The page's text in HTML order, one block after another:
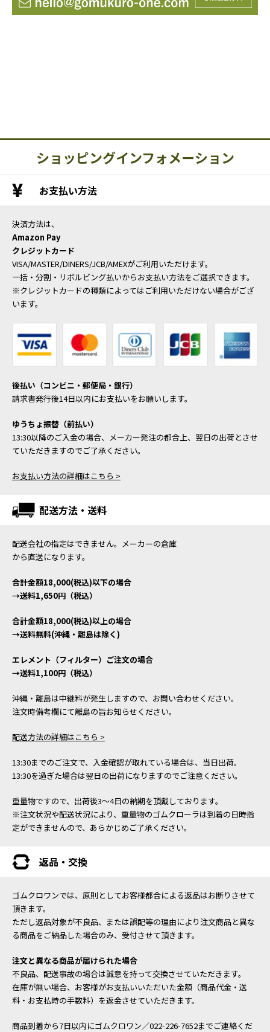
ショッピングインフォメーション
お支払い方法
決済方法は、
Amazon Pay
クレジットカード
VISA/MASTER/DINERS/JCB/AMEXがご利用いただけます。
一括・分割・リボルビング払いからお支払い方法をご選択できます。
※クレジットカードの種類によってはご利用いただけない場合がござ
います。
後払い（コンビニ・郵便局・銀行）
請求書発行後14日以内にお支払いをお願いします。
ゆうちょ振替（前払い）
13:30以降のご入金の場合、メーカー発注の都合上、翌日の出荷とさせ
ていただきますのでご了承ください。
お支払い方法の詳細はこちら >
配送方法・送料
配送会社の指定はできません。メーカーの倉庫
から直送になります。
合計金額18,000(税込)以下の場合
→送料1,650円（税込）
合計金額18,000(税込)以上の場合
→送料無料(沖縄・離島は除く)
エレメント（フィルター）ご注文の場合
→送料1,100円（税込）
沖縄・離島は中継料が発生しますので、お問い合わせください。
注文時備考欄にて離島の旨お知らせください。
配送方法の詳細はこちら >
13:30までのご注文で、入金確認が取れている場合は、当日出荷。
13:30を過ぎた場合は翌日の出荷になりますのでご注意ください。
重量物ですので、出荷後3～4日の納期を頂戴しております。
※注文状況や配送状況により、重量物のゴムクローラは到着の日時指
定ができませんので、あらかじめご了承ください。
返品・交換
ゴムクロワンでは、原則としてお客様都合による返品はお断りさせて
頂きます。
ただし返品対象が不良品、または誤配等の理由により注文商品と異な
る商品をご納品した場合のみ、受付させて頂きます。
注文と異なる商品が届けられた場合
不良品、配送事故の場合は誠意を持って交換させていただきます。
在庫が無い場合、お客様がお支払いいただいた金額（商品代金・送
料・お支払時の手数料）を返金させていただきます。
商品到着から7日以内にゴムクロワン／022-226-7652までご連絡くだ